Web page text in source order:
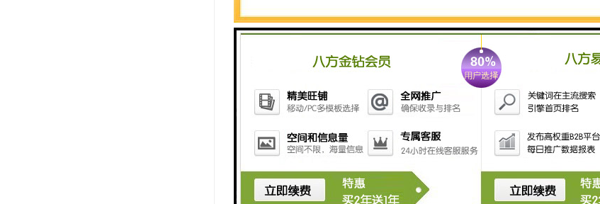
龙泉山孝恩园陵园的主要功能包括以下几个方面：
2. 纪念活动：提供场地和设施，供家属举行追思会、纪念仪式等活动。
3. 环境美化：园林式设计，营造宁静、庄重的环境，供家属和访客缅怀逝者。
4. 文化传承：通过碑文、雕塑等形式，传承和弘扬孝道文化、家族历史。
5. 心理慰藉：为逝者家属提供心理支持，帮助他们度过失去亲人的悲痛时期。
7. 咨询服务：提供殡葬相关的咨询服务，帮助家属了解流程和注意事项。